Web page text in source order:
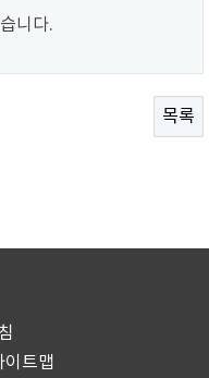
니다.
목록
이트맵